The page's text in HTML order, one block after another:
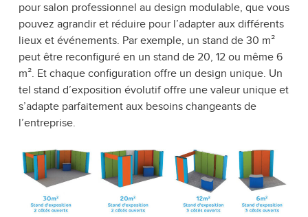
pour salon professionnel au design modulable, que vous
pouvez agrandir et réduire pour l’adapter aux différents
lieux et événements. Par exemple, un stand de 30 m²
peut être reconfiguré en un stand de 20, 12 ou même 6
m². Et chaque configuration offre un design unique. Un
tel stand d’exposition évolutif offre une valeur unique et
s’adapte parfaitement aux besoins changeants de
l’entreprise.